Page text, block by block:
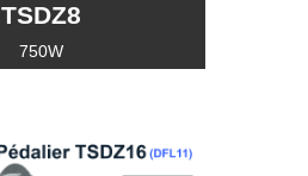
TSDZ8
750W